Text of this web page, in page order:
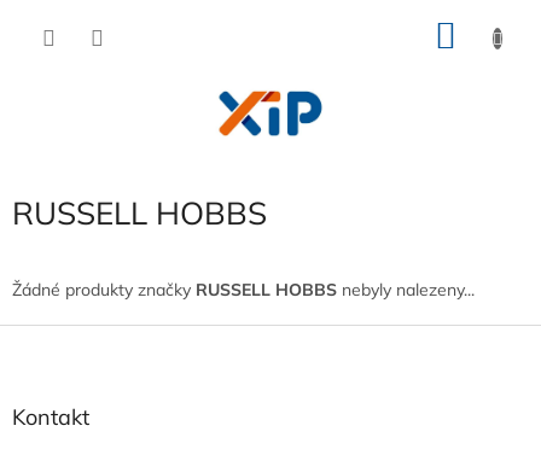
RUSSELL HOBBS
Žádné produkty značky RUSSELL HOBBS nebyly nalezeny...
Kontakt